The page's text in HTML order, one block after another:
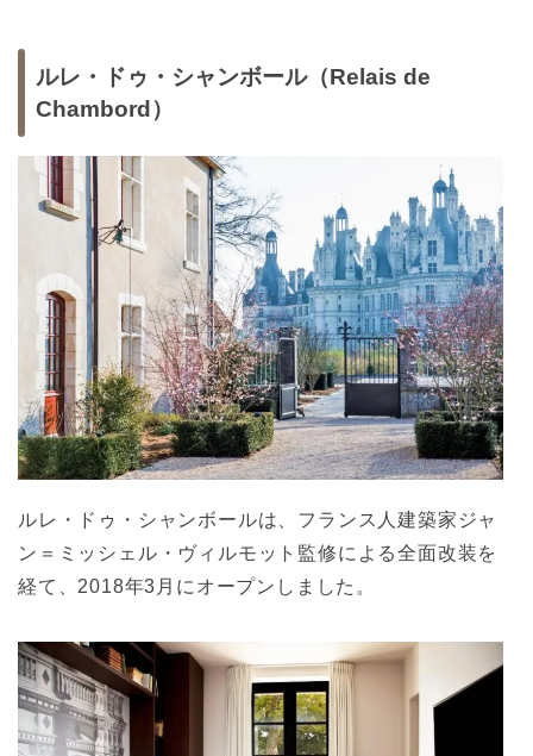
ルレ・ドゥ・シャンボール（Relais de
Chambord）
ルレ・ドゥ・シャンボールは、フランス人建築家ジャ
ン＝ミッシェル・ヴィルモット監修による全面改装を
経て、2018年3月にオープンしました。